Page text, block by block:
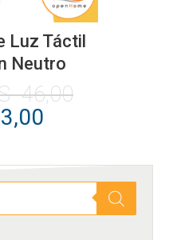
Luz Táctil
Neutro
46,00El
era:
U$S
46,00.
actual
es: